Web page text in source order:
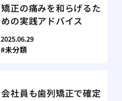
矯正の痛みを和らげるた
めの実践アドバイス
2025.06.29
未分類
会社員も歯列矯正で確定